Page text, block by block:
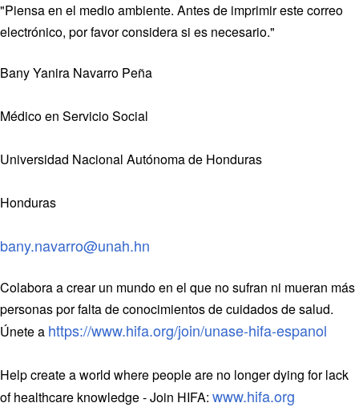
Newborn Care
"Piensa en el medio ambiente. Antes de imprimir este correo
electrónico, por favor considera si es necesario."
Bany Yanira Navarro Peña
Médico en Servicio Social
Universidad Nacional Autónoma de Honduras
Honduras
bany.navarro@unah.hn
Colabora a crear un mundo en el que no sufran ni mueran más
personas por falta de conocimientos de cuidados de salud.
Únete a https://www.hifa.org/join/unase-hifa-espanol
Help create a world where people are no longer dying for lack
of healthcare knowledge - Join HIFA: www.hifa.org